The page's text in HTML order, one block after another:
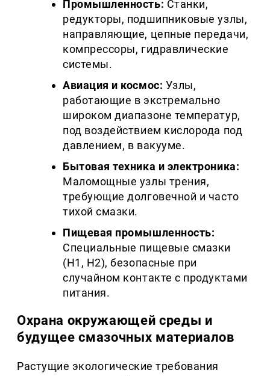
Промышленность: Станки,
редукторы, подшипниковые узлы,
направляющие, цепные передачи,
компрессоры, гидравлические
системы.
Авиация и космос: Узлы,
работающие в экстремально
широком диапазоне температур,
под воздействием кислорода под
давлением, в вакууме.
Бытовая техника и электроника:
Маломощные узлы трения,
требующие долговечной и часто
тихой смазки.
Пищевая промышленность:
Специальные пищевые смазки
(H1, H2), безопасные при
случайном контакте с продуктами
питания.
Охрана окружающей среды и
будущее смазочных материалов
Растущие экологические требования